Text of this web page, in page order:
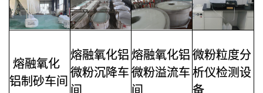
熔融氧化
铝制砂车间
熔融氧化铝
微粉沉降车
间
熔融氧化铝
微粉溢流车
间
微粉粒度分
析仪检测设
备